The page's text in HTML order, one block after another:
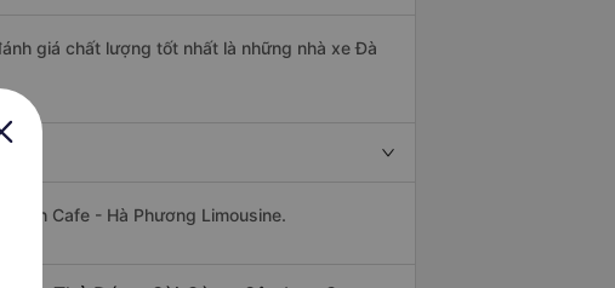
giá chất lượng tốt nhất là những nhà xe Đà
Cafe - Hà Phương Limousine.